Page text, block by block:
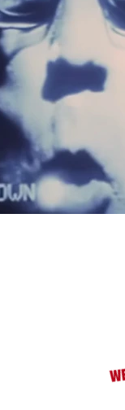
Migration
et Formations